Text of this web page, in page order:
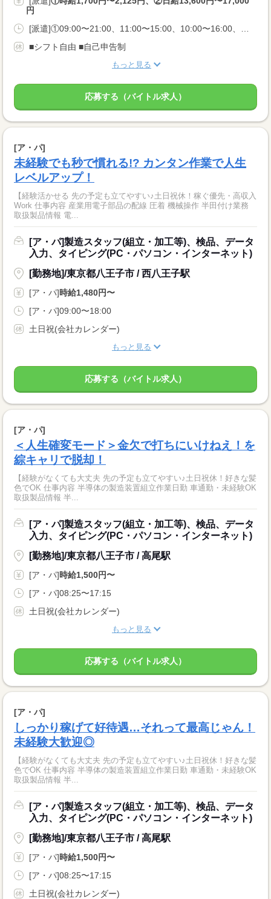
円
■シフト自由 ■自己申告制
もっと見る
応募する（バイトル求人）
[ア・パ]
未経験でも秒で慣れる!? カンタン作業で人生
レベルアップ！
【経験活かせる 先の予定も立てやすい♪土日祝休！稼ぐ優先・高収入
Work 仕事内容 産業用電子部品の配線 圧着 機械操作 半田付け業務
取扱製品情報 電...
[ア・パ]製造スタッフ(組立・加工等)、検品、データ
入力、タイピング(PC・パソコン・インターネット)
[勤務地]/東京都八王子市 / 西八王子駅
[ア・パ]時給1,480円〜
[ア・パ]09:00〜18:00
土日祝(会社カレンダー)
もっと見る
応募する（バイトル求人）
[ア・パ]
＜人生確変モード＞金欠で打ちにいけねえ！を
綜キャリで脱却！
【経験がなくても大丈夫 先の予定も立てやすい♪土日祝休！好きな髪
色でOK 仕事内容 半導体の製造装置組立作業日勤 車通勤・未経験OK
取扱製品情報 半...
[ア・パ]製造スタッフ(組立・加工等)、検品、データ
入力、タイピング(PC・パソコン・インターネット)
[勤務地]/東京都八王子市 / 高尾駅
[ア・パ]時給1,500円〜
[ア・パ]08:25〜17:15
土日祝(会社カレンダー)
もっと見る
応募する（バイトル求人）
[ア・パ]
しっかり稼げて好待遇…それって最高じゃん！
未経験大歓迎◎
【経験がなくても大丈夫 先の予定も立てやすい♪土日祝休！好きな髪
色でOK 仕事内容 半導体の製造装置組立作業日勤 車通勤・未経験OK
取扱製品情報 半...
[ア・パ]製造スタッフ(組立・加工等)、検品、データ
入力、タイピング(PC・パソコン・インターネット)
[勤務地]/東京都八王子市 / 高尾駅
[ア・パ]時給1,500円〜
[ア・パ]08:25〜17:15
土日祝(会社カレンダー)